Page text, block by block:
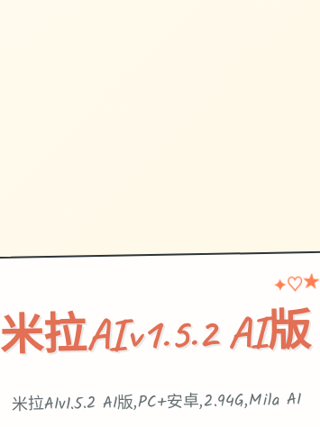
米拉AIv1.5.2 AI版
✦
♡★
米拉AIv1.5.2 AI版,PC+安卓,2.94G,Mila AI